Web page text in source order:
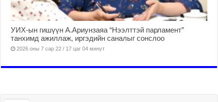
УИХ-ын гишүүн А.Ариунзаяа “Нээлттэй парламент”
танхимд ажиллаж, иргэдийн саналыг сонслоо
2026 оны 7 сар 22 / 17 цаг 04 минут